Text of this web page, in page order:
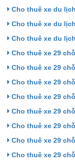
Cho thuê xe du
Cho thuê xe du
Cho thuê xe du
Cho thuê xe 29
Cho thuê xe 29
Cho thuê xe 29
Cho thuê xe 29
Cho thuê xe 29
Cho thuê xe 29
Cho thuê xe 29
Cho thuê xe 29